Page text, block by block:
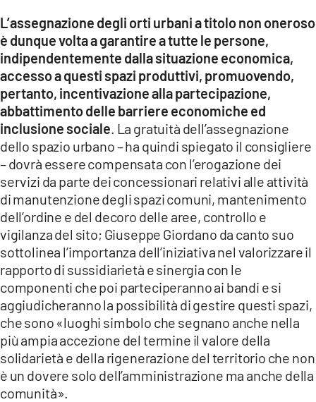
L’assegnazione degli orti urbani a titolo non oneroso
è dunque volta a garantire a tutte le persone,
indipendentemente dalla situazione economica,
accesso a questi spazi produttivi, promuovendo,
pertanto, incentivazione alla partecipazione,
abbattimento delle barriere economiche ed
inclusione sociale . La gratuità dell’assegnazione
dello spazio urbano – ha quindi spiegato il consigliere
– dovrà essere compensata con l’erogazione dei
servizi da parte dei concessionari relativi alle attività
di manutenzione degli spazi comuni, mantenimento
dell’ordine e del decoro delle aree, controllo e
vigilanza del sito; Giuseppe Giordano da canto suo
sottolinea l’importanza dell’iniziativa nel valorizzare il
rapporto di sussidiarietà e sinergia con le
componenti che poi parteciperanno ai bandi e si
aggiudicheranno la possibilità di gestire questi spazi,
che sono «luoghi simbolo che segnano anche nella
più ampia accezione del termine il valore della
solidarietà e della rigenerazione del territorio che non
è un dovere solo dell’amministrazione ma anche della
comunità».